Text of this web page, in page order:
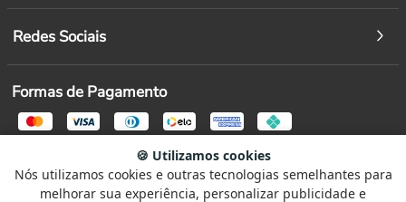
Redes Sociais
Formas de Pagamento
🍪 Utilizamos cookies
Nós utilizamos cookies e outras tecnologias semelhantes para
melhorar sua experiência, personalizar publicidade e
Como está sendo sua experiência?
Selecione